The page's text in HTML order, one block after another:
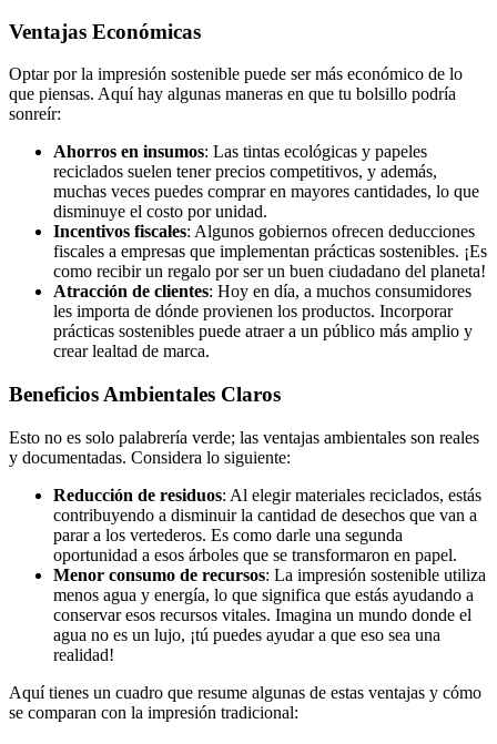
Ventajas Económicas
Optar por la impresión sostenible puede ser más económico de lo
que piensas. Aquí hay algunas maneras en que tu bolsillo podría
sonreír:
Ahorros en insumos: Las tintas ecológicas y papeles
reciclados suelen tener precios competitivos, y además,
muchas veces puedes comprar en mayores cantidades, lo que
disminuye el costo por unidad.
Incentivos fiscales: Algunos gobiernos ofrecen deducciones
fiscales a empresas que implementan prácticas sostenibles. ¡Es
como recibir un regalo por ser un buen ciudadano del planeta!
Atracción de clientes: Hoy en día, a muchos consumidores
les importa de dónde provienen los productos. Incorporar
prácticas sostenibles puede atraer a un público más amplio y
crear lealtad de marca.
Beneficios Ambientales Claros
Esto no es solo palabrería verde; las ventajas ambientales son reales
y documentadas. Considera lo siguiente:
Reducción de residuos: Al elegir materiales reciclados, estás
contribuyendo a disminuir la cantidad de desechos que van a
parar a los vertederos. Es como darle una segunda
oportunidad a esos árboles que se transformaron en papel.
Menor consumo de recursos: La impresión sostenible utiliza
menos agua y energía, lo que significa que estás ayudando a
conservar esos recursos vitales. Imagina un mundo donde el
agua no es un lujo, ¡tú puedes ayudar a que eso sea una
realidad!
Aquí tienes un cuadro que resume algunas de estas ventajas y cómo
se comparan con la impresión tradicional: